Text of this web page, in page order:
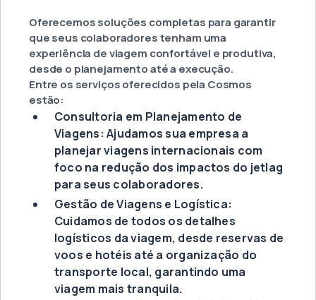
Oferecemos soluções completas para garantir
que seus colaboradores tenham uma
experiência de viagem confortável e produtiva,
desde o planejamento até a execução.
Entre os serviços oferecidos pela Cosmos
estão:
Consultoria em Planejamento de
Viagens: Ajudamos sua empresa a
planejar viagens internacionais com
foco na redução dos impactos do jetlag
para seus colaboradores.
Gestão de Viagens e Logística:
Cuidamos de todos os detalhes
logísticos da viagem, desde reservas de
voos e hotéis até a organização do
transporte local, garantindo uma
viagem mais tranquila.